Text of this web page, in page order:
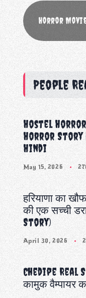
Horror
People
Hostel
Horror Story
Hindi
May 15, 2026
हरियाणा का
की एक सच्ची
Story)
April 30, 2026
Chedipe Real
कामुक वैम्पायर